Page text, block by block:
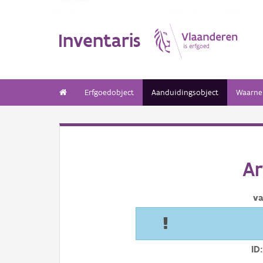
Inventaris
Erfgoedobject Aanduidingsobject
ID